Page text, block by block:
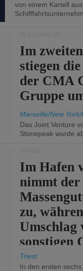
von einem Kartell
Im
stiegen
der CMA
Gruppe
Marseille/New
Das Joint Venture
Stonepeak wurde
Im Hafen
nimmt der
zu,
Umschlag
sonstigen
abnimmt.
Triest
In den ersten